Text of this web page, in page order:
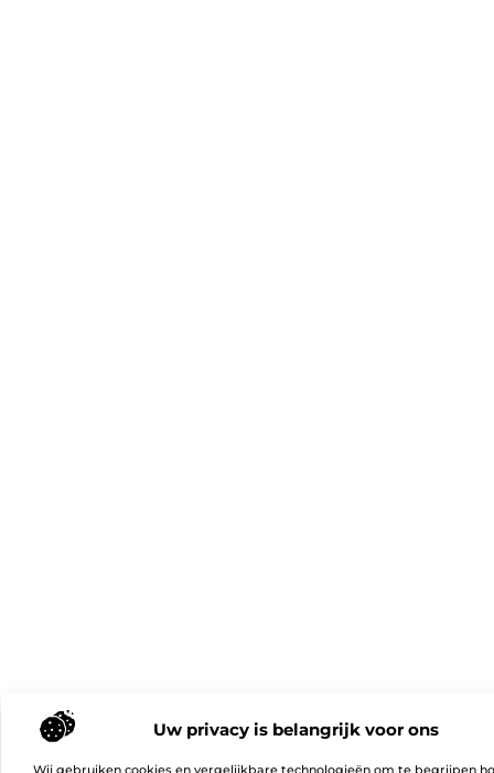
Uw privacy is belangrijk voor ons
Wij gebruiken cookies en vergelijkbare technologieën om te begrijpen